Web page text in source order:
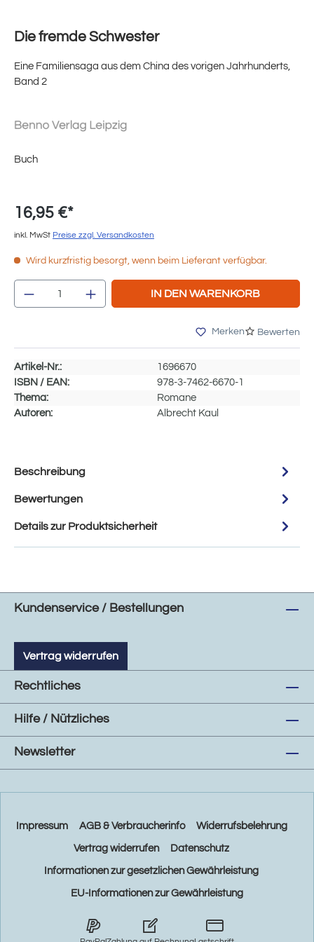
Die fremde Schwester
Eine Familiensaga aus dem China des vorigen Jahrhunderts,
Band 2
Buch
16,95 €*
inkl. MwSt Preise zzgl. Versandkosten
Wird kurzfristig besorgt, wenn beim Lieferant verfügbar.
Produkt Anzahl: Gib den gewünschten
IN DEN WARENKORB
Merken Bewerten
Artikel-Nr.:
1696670
ISBN / EAN:
978-3-7462-6670-1
Thema:
Romane
Autoren:
Albrecht Kaul
Beschreibung
Bewertungen
Details zur Produktsicherheit
Kundenservice / Bestellungen
Vertrag widerrufen
Rechtliches
Hilfe / Nützliches
Newsletter
Impressum AGB & Verbraucherinfo Widerrufsbelehrung
Vertrag widerrufen Datenschutz
Informationen zur gesetzlichen Gewährleistung
EU-Informationen zur Gewährleistung